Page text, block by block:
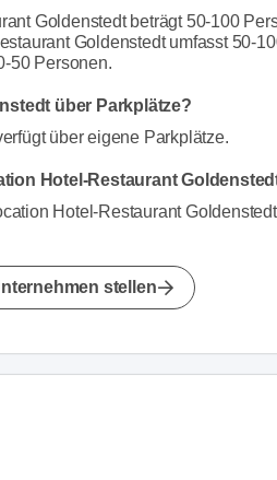
Goldenstedt beträgt 50-100
Goldenstedt umfasst 50-
50 Personen.
über Parkplätze?
über eigene Parkplätze.
Hotel-Restaurant
Hotel-Restaurant
stellen